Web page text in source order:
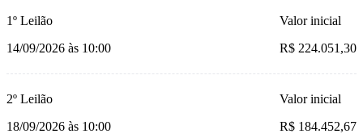
1º Leilão
14/09/2026 às 10:00
Valor inicial
R$ 224.051,30
2º Leilão
18/09/2026 às 10:00
Valor inicial
R$ 184.452,67